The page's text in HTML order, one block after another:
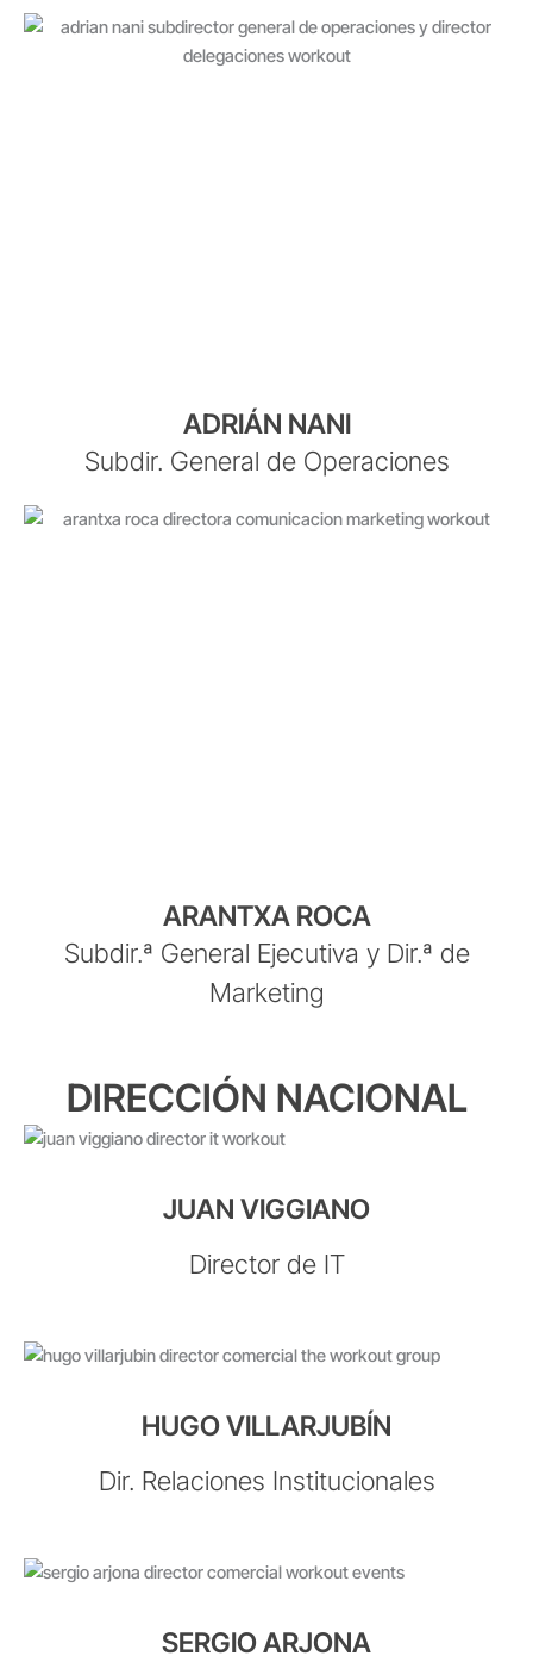
ADRIÁN NANI
Subdir. General de Operaciones
ARANTXA ROCA
Subdir.ª General Ejecutiva y Dir.ª de
Marketing
DIRECCIÓN NACIONAL
JUAN VIGGIANO
Director de IT
HUGO VILLARJUBÍN
Dir. Relaciones Institucionales
SERGIO ARJONA